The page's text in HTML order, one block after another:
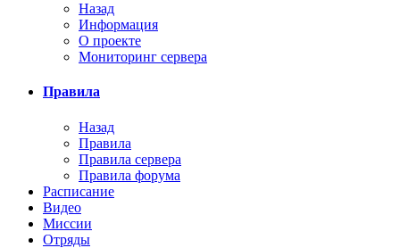
Назад
Информация
О проекте
Мониторинг сервера
Правила
Назад
Правила
Правила сервера
Правила форума
Расписание
Видео
Миссии
Отряды